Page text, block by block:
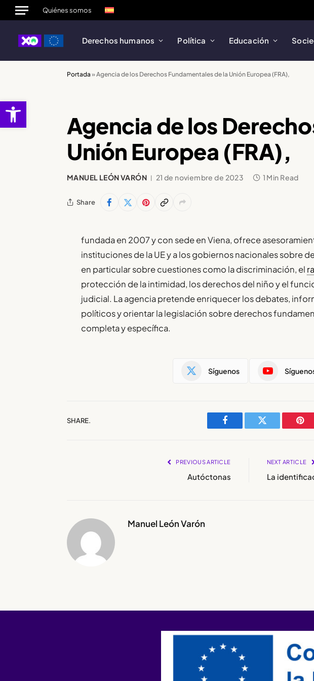
abrir barra de herramientas
Quiénes somos
Derechos humanos Política Educación
Portada »Agencia de los Derechos Fundamentales de la Unión Europea (FRA),
Agencia de los
Unión Europea (FRA),
MANUEL LEÓN VARÓN 21 de noviembre de 2023 1 Min Read
Share
fundada en 2007 y con sede en Viena, ofrece
instituciones de la UE y a los gobiernos nacionales sobre
en particular sobre cuestiones como la discriminación, el
protección de la intimidad, los derechos del niño y el
judicial. La agencia pretende enriquecer los debates,
políticos y orientar la legislación sobre derechos
completa y específica.
Síguenos
SHARE.
Facebook Twitter
PREVIOUS ARTICLE
Autóctonas
NEXT ARTICLE
La
Manuel León Varón